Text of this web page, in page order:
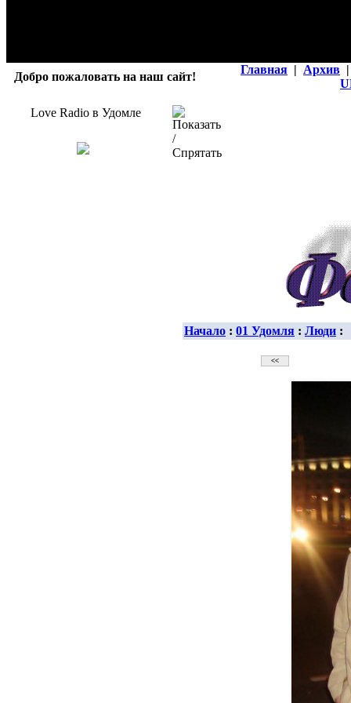
Добро пожаловать на наш сайт!
Главная | Архив |
Love Radio в Удомле
Начало : 01 Удомля : Люди :